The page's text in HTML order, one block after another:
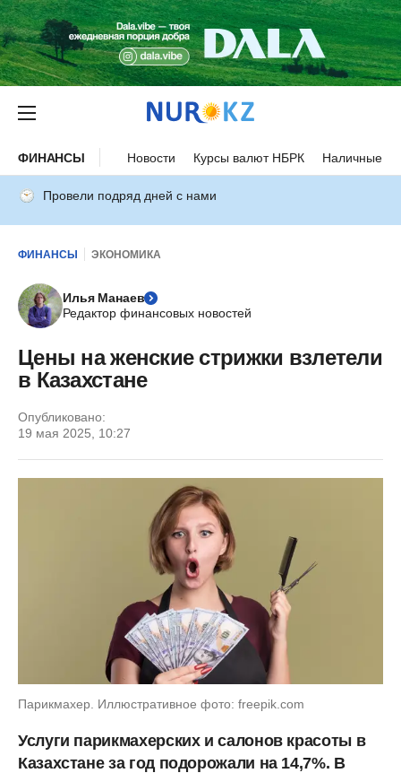
ФИНАНСЫ Новости Курсы валют НБРК Наличные
Провели подряд дней с нами
ФИНАНСЫ ЭКОНОМИКА
Илья Манаев
Редактор финансовых новостей
Цены на женские стрижки взлетели
в Казахстане
Опубликовано:
19 мая 2025, 10:27
Парикмахер. Иллюстративное фото: freepik.com
Услуги парикмахерских и салонов красоты в
Казахстане за год подорожали на 14,7%. В